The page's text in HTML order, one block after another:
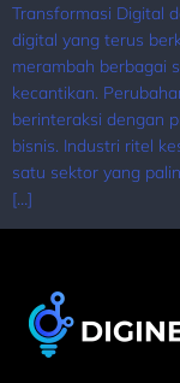
Transformasi Digital
digital yang terus
merambah berbagai
kecantikan.
berinteraksi dengan
bisnis. Industri ritel
satu sektor yang
[…]